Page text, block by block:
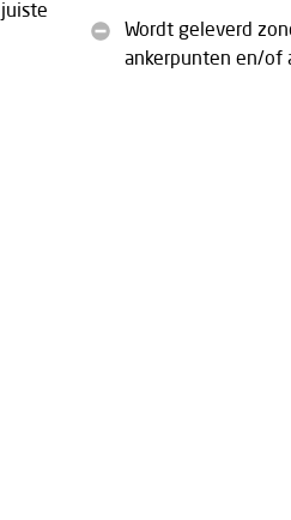
Wordt geleverd
ankerpunten en/of